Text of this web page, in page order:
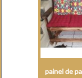
painel de